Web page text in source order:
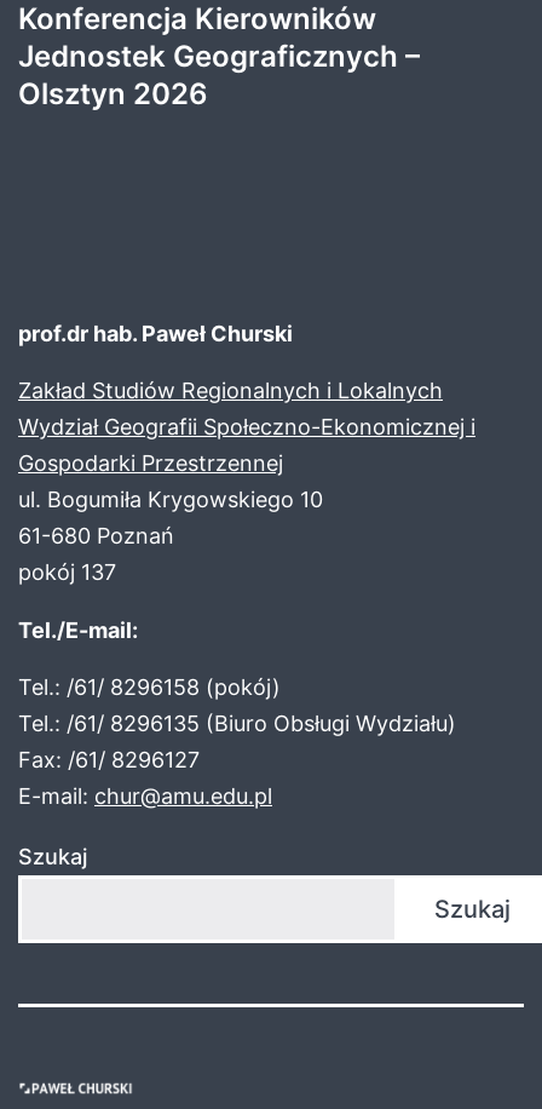
Konferencja Kierowników
Jednostek Geograficznych –
Olsztyn 2026
prof.dr hab. Paweł Churski
Zakład Studiów Regionalnych i Lokalnych
Wydział Geografii Społeczno-Ekonomicznej i
Gospodarki Przestrzennej
ul. Bogumiła Krygowskiego 10
61-680 Poznań
pokój 137
Tel./E-mail:
Tel.: /61/ 8296158 (pokój)
Tel.: /61/ 8296135 (Biuro Obsługi Wydziału)
Fax: /61/ 8296127
E-mail: chur@amu.edu.pl
Szukaj
Szukaj